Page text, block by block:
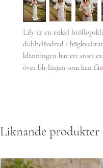
Lily är en enkel
dubbelfodrad i
klänningen har ett stort
över bh-linjen som kan
Liknande produkter